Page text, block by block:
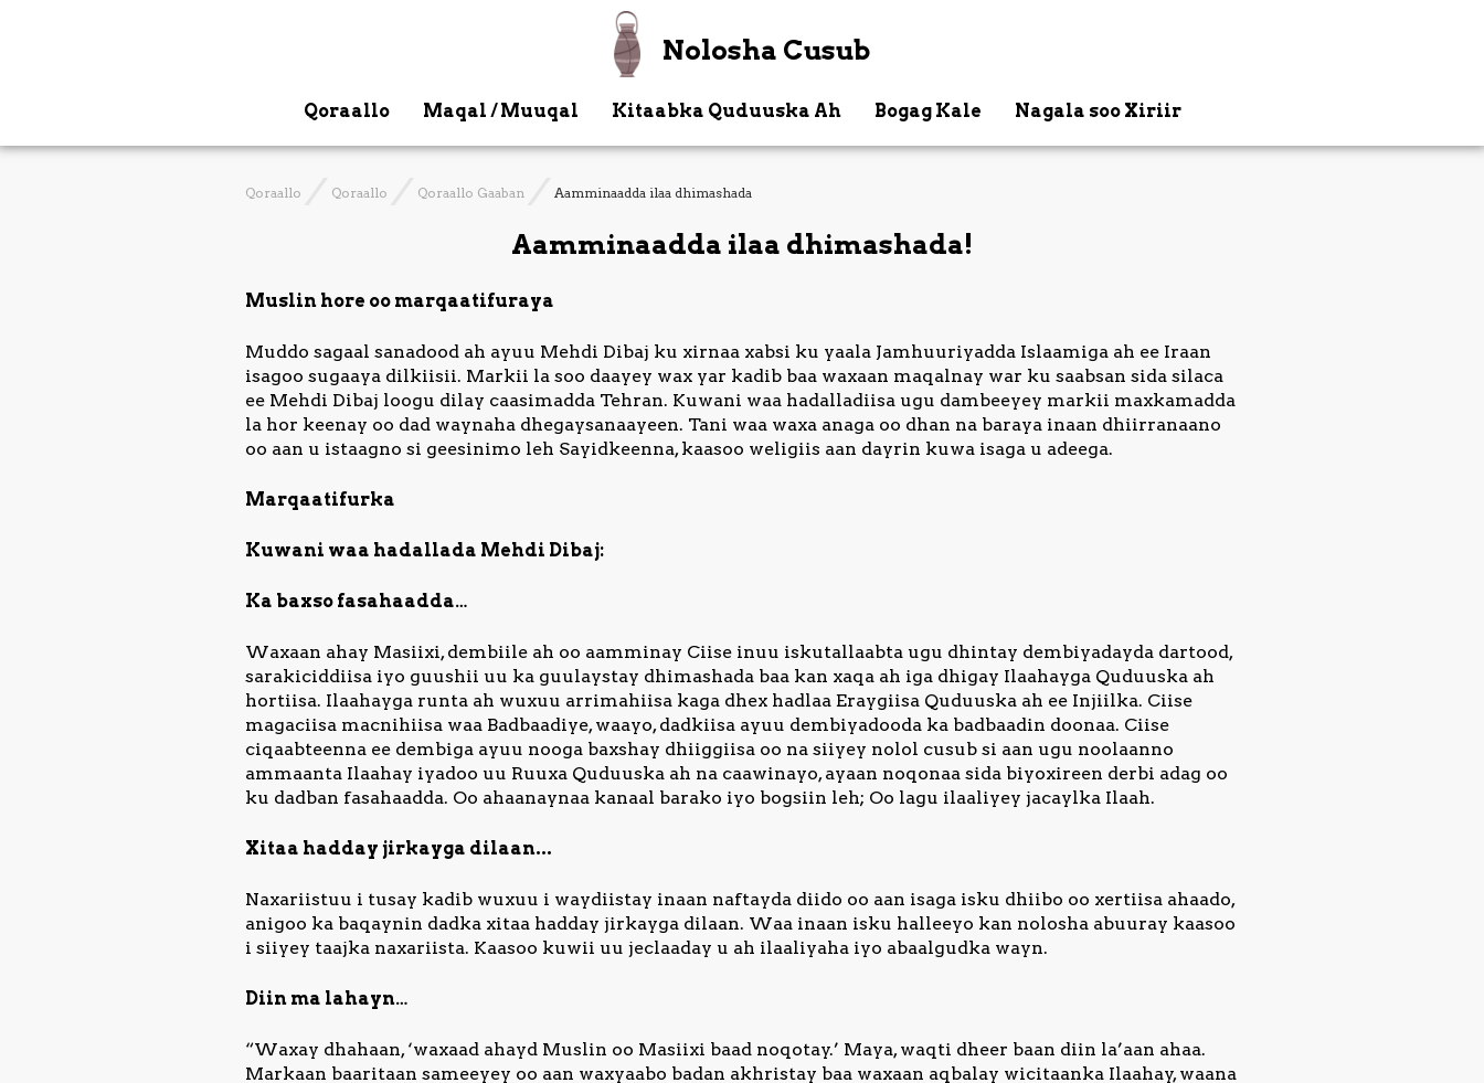
Nolosha Cusub
Qoraallo Maqal / Muuqal Kitaabka Quduuska Ah Bogag Kale Nagala soo Xiriir
Qoraallo Qoraallo Qoraallo Gaaban Aamminaadda ilaa dhimashada
Aamminaadda ilaa dhimashada!
Muslin hore oo marqaatifuraya
Muddo sagaal sanadood ah ayuu Mehdi Dibaj ku xirnaa xabsi ku yaala Jamhuuriyadda Islaamiga ah ee Iraan
isagoo sugaaya dilkiisii. Markii la soo daayey wax yar kadib baa waxaan maqalnay war ku saabsan sida silaca
ee Mehdi Dibaj loogu dilay caasimadda Tehran. Kuwani waa hadalladiisa ugu dambeeyey markii maxkamadda
la hor keenay oo dad waynaha dhegaysanaayeen. Tani waa waxa anaga oo dhan na baraya inaan dhiirranaano
oo aan u istaagno si geesinimo leh Sayidkeenna, kaasoo weligiis aan dayrin kuwa isaga u adeega.
Marqaatifurka
Kuwani waa hadallada Mehdi Dibaj:
Ka baxso fasahaadda…
Waxaan ahay Masiixi, dembiile ah oo aamminay Ciise inuu iskutallaabta ugu dhintay dembiyadayda dartood,
sarakiciddiisa iyo guushii uu ka guulaystay dhimashada baa kan xaqa ah iga dhigay Ilaahayga Quduuska ah
hortiisa. Ilaahayga runta ah wuxuu arrimahiisa kaga dhex hadlaa Eraygiisa Quduuska ah ee Injiilka. Ciise
magaciisa macnihiisa waa Badbaadiye, waayo, dadkiisa ayuu dembiyadooda ka badbaadin doonaa. Ciise
ciqaabteenna ee dembiga ayuu nooga baxshay dhiiggiisa oo na siiyey nolol cusub si aan ugu noolaanno
ammaanta Ilaahay iyadoo uu Ruuxa Quduuska ah na caawinayo, ayaan noqonaa sida biyoxireen derbi adag oo
ku dadban fasahaadda. Oo ahaanaynaa kanaal barako iyo bogsiin leh; Oo lagu ilaaliyey jacaylka Ilaah.
Xitaa hadday jirkayga dilaan...
Naxariistuu i tusay kadib wuxuu i waydiistay inaan naftayda diido oo aan isaga isku dhiibo oo xertiisa ahaado,
anigoo ka baqaynin dadka xitaa hadday jirkayga dilaan. Waa inaan isku halleeyo kan nolosha abuuray kaasoo
i siiyey taajka naxariista. Kaasoo kuwii uu jeclaaday u ah ilaaliyaha iyo abaalgudka wayn.
Diin ma lahayn…
“Waxay dhahaan, ‘waxaad ahayd Muslin oo Masiixi baad noqotay.’ Maya, waqti dheer baan diin la’aan ahaa.
Markaan baaritaan sameeyey oo aan waxyaabo badan akhristay baa waxaan aqbalay wicitaanka Ilaahay, waana